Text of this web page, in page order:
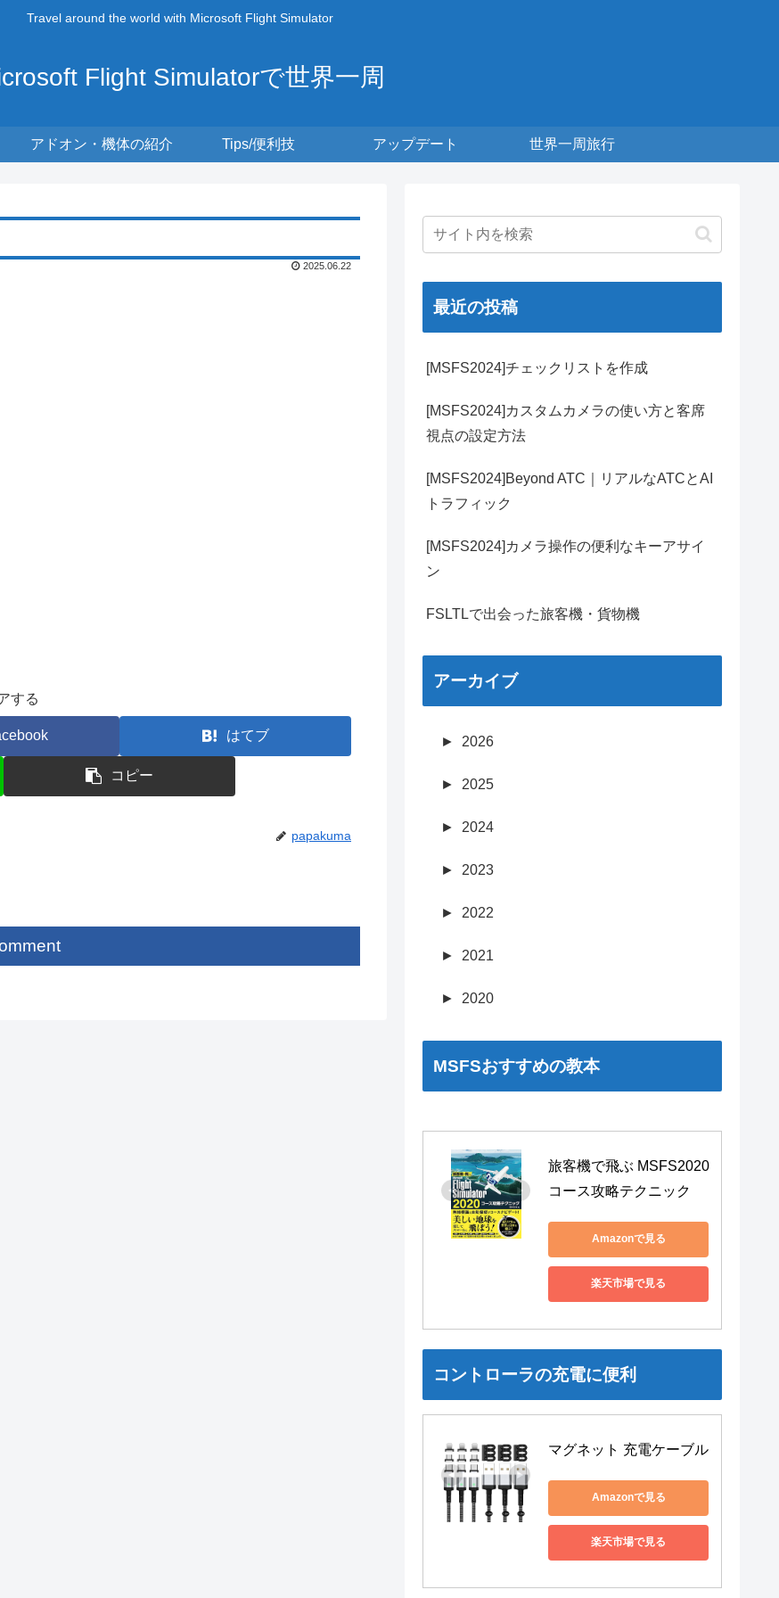
Travel around the world with Microsoft Flight Simulator
Flight Simulatorで世界一周
アドオン・機体の紹介 Tips/便利技 アップデート 世界一周旅行
2025.06.22
する
はてブ
コピー
papakuma
最近の投稿
[MSFS2024]チェックリストを作成
[MSFS2024]カスタムカメラの使い方と客席
視点の設定方法
[MSFS2024]Beyond ATC｜リアルなATCとAI
トラフィック
[MSFS2024]カメラ操作の便利なキーアサイ
ン
FSLTLで出会った旅客機・貨物機
アーカイブ
► 2026
► 2025
► 2024
► 2023
► 2022
► 2021
► 2020
MSFSおすすめの教本
旅客機で飛ぶ MSFS2020
コース攻略テクニック
Amazonで見る
楽天市場で見る
コントローラの充電に便利
マグネット 充電ケーブル
Amazonで見る
楽天市場で見る